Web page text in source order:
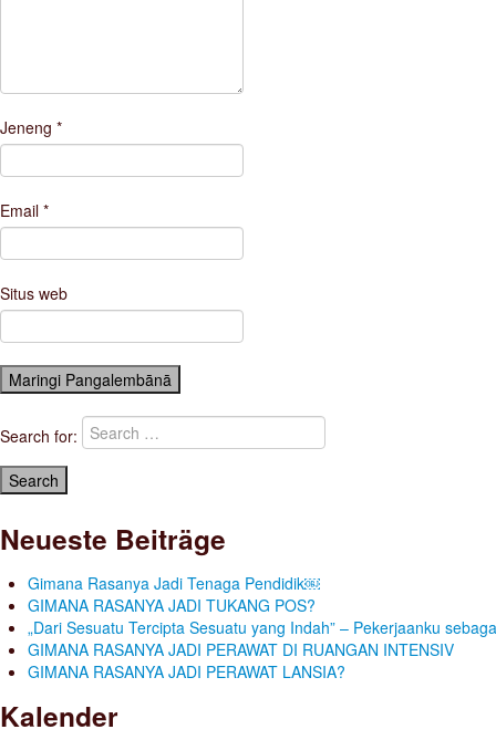
Jeneng *
Email *
Situs web
Search for:
Neueste Beiträge
Gimana Rasanya Jadi Tenaga Pendidik￼
GIMANA RASANYA JADI TUKANG POS?
„Dari Sesuatu Tercipta Sesuatu yang Indah” – Pekerjaanku
GIMANA RASANYA JADI PERAWAT DI RUANGAN INTENSIV
GIMANA RASANYA JADI PERAWAT LANSIA?
Kalender